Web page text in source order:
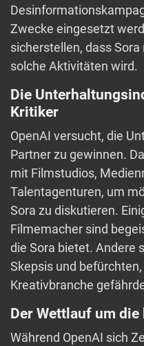
Zwecke eingesetzt
sicherstellen, dass
solche Aktivitäten wird.
Die
Kritiker
OpenAI versucht, die
Partner zu gewinnen.
mit Filmstudios,
Talentagenturen, um
Sora zu diskutieren.
Filmemacher sind
die Sora bietet. Andere
Skepsis und
Kreativbranche
Der Wettlauf um die
Während OpenAI sich